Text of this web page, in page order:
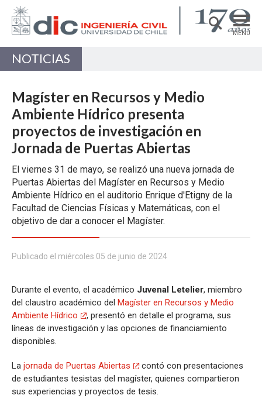
MENÚ
PREGRADO
POSTGRADO
INVESTIGACIÓN
EXTENSIÓN
Estructuras, Construcción y Geotecnia
Ingeniería de Transporte
Recursos Hídricos y Medio Ambiente
NOTICIAS
Magíster en Recursos y Medio
Ambiente Hídrico presenta
proyectos de investigación en
Jornada de Puertas Abiertas
El viernes 31 de mayo, se realizó una nueva jornada de
Puertas Abiertas del Magíster en Recursos y Medio
Ambiente Hídrico en el auditorio Enrique d'Etigny de la
Facultad de Ciencias Físicas y Matemáticas, con el
objetivo de dar a conocer el Magíster.
Publicado el miércoles 05 de junio de 2024
Durante el evento, el académico Juvenal Letelier, miembro
del claustro académico del Magíster en Recursos y Medio
Ambiente Hídrico
, presentó en detalle el programa, sus
líneas de investigación y las opciones de financiamiento
disponibles.
La jornada de Puertas Abiertas
contó con presentaciones
de estudiantes tesistas del magíster, quienes compartieron
sus experiencias y proyectos de tesis.